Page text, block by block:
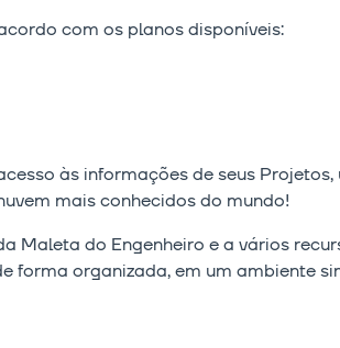
com os planos disponíveis:
às informações de seus
mais conhecidos do mundo!
Maleta do Engenheiro e a vários
forma organizada, em um ambiente